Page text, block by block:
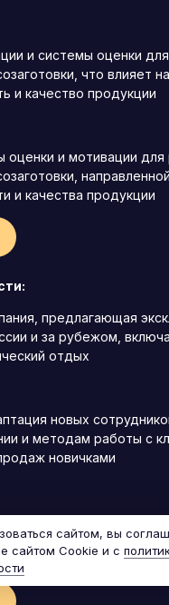
и системы оценки
что влияет на
и качество продукции
и мотивации для
и качества продукции
предлагающая
и за рубежом,
отдых
новых
и методам работы с
новичками
адаптации для новых
знакомство с
сайтом, вы
сайтом Cookie и с